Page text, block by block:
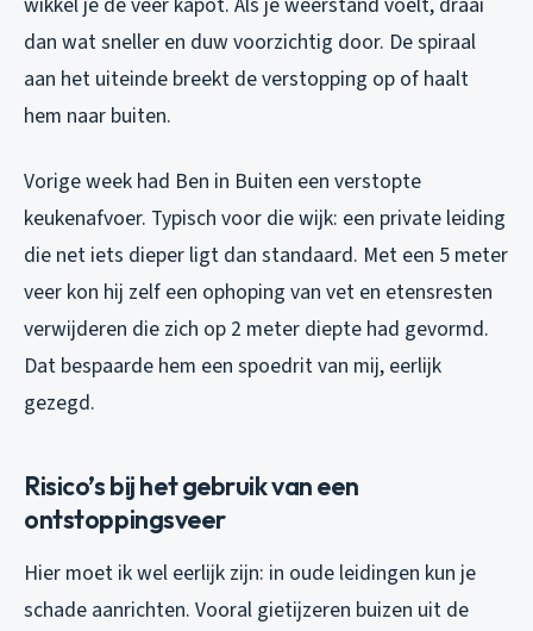
dan wat sneller en duw voorzichtig door. De spiraal
aan het uiteinde breekt de verstopping op of haalt
hem naar buiten.
Vorige week had Ben in Buiten een verstopte
keukenafvoer. Typisch voor die wijk: een private leiding
die net iets dieper ligt dan standaard. Met een 5 meter
veer kon hij zelf een ophoping van vet en etensresten
verwijderen die zich op 2 meter diepte had gevormd.
Dat bespaarde hem een spoedrit van mij, eerlijk
gezegd.
Risico’s bij het gebruik van een
ontstoppingsveer
Hier moet ik wel eerlijk zijn: in oude leidingen kun je
schade aanrichten. Vooral gietijzeren buizen uit de